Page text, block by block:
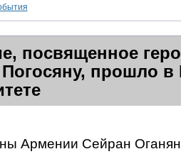
посвященное
прошло в
Армении Сейран